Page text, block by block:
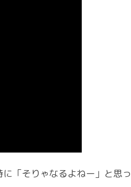
「そりゃなるよねー」と思っ